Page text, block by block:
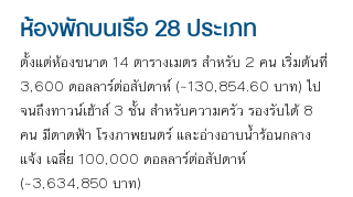
ห้องพักบนเรือ 28 ประเภท
ตั้งแต่ห้องขนาด 14 ตารางเมตร สำหรับ 2 คน เริ่มต้นที่
3,600 ดอลลาร์ต่อสัปดาห์ (~130,854.60 บาท) ไป
จนถึงทาวน์เฮ้าส์ 3 ชั้น สำหรับความครัว รองรับได้ 8
คน มีดาดฟ้า โรงภาพยนตร์ และอ่างอาบน้ำร้อนกลาง
แจ้ง เฉลี่ย 100,000 ดอลลาร์ต่อสัปดาห์
(~3,634,850 บาท)